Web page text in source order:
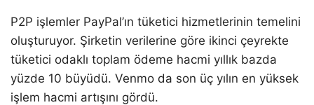
P2P işlemler PayPal’ın tüketici hizmetlerinin temelini
oluşturuyor. Şirketin verilerine göre ikinci çeyrekte
tüketici odaklı toplam ödeme hacmi yıllık bazda
yüzde 10 büyüdü. Venmo da son üç yılın en yüksek
işlem hacmi artışını gördü.